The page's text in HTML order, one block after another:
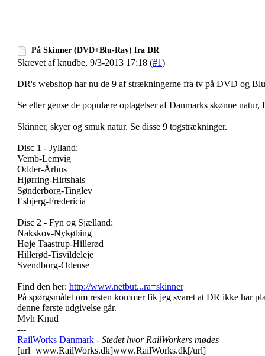
På Skinner (DVD+Blu-Ray) fra DR
Skrevet af knudbe, 9/3-2013 17:18 (#1)
DR's webshop har nu de 9 af strækningerne fra tv på DVD og
Se eller gense de populære optagelser af Danmarks skønne
Skinner, skyer og smuk natur. Se disse 9 togstrækninger.
Disc 1 - Jylland:
Vemb-Lemvig
Odder-Århus
Hjørring-Hirtshals
Sønderborg-Tinglev
Esbjerg-Fredericia
Disc 2 - Fyn og Sjælland:
Nakskov-Nykøbing
Høje Taastrup-Hillerød
Hillerød-Tisvildeleje
Svendborg-Odense
Find den her: http://www.netbut...ra=skinner
På spørgsmålet om resten kommer fik jeg svaret at DR ikke har
denne første udgivelse går.
Mvh Knud
---
RailWorks Danmark - Stedet hvor RailWorkers mødes
[url=www.RailWorks.dk]www.RailWorks.dk[/url]